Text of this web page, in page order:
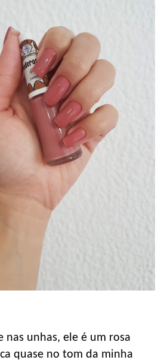
nas unhas, ele é um rosa
quase no tom da minha